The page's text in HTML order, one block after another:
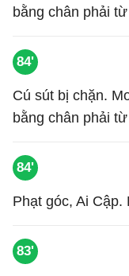
bằng chân phải
84'
Cú sút bị chặn.
bằng chân phải
84'
Phạt góc, Ai
83'